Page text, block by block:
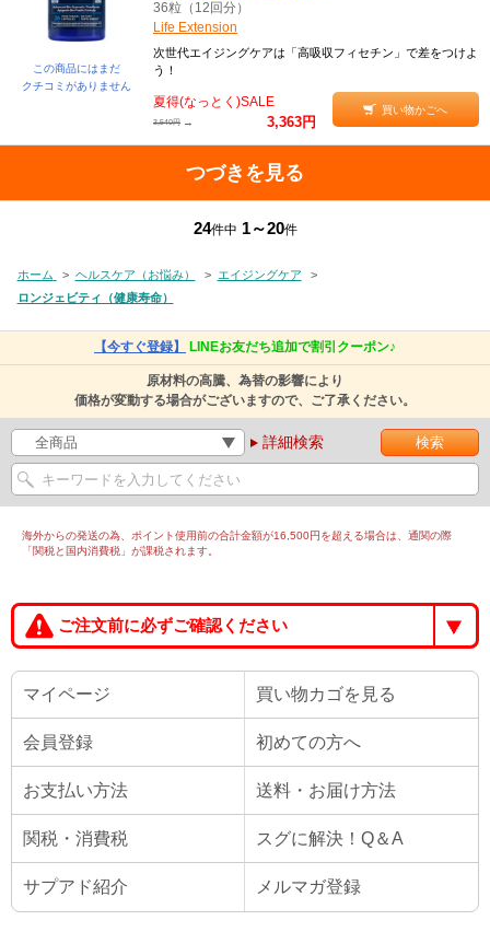
この商品にはまだ
クチコミがありません
36粒（12回分）
Life Extension
次世代エイジングケアは「高吸収フィセチン」で差をつけよ
う！
夏得(なっとく)SALE
3,540円 → 3,363円
買い物かごへ
つづきを見る
24件中 1～20件
ホーム > ヘルスケア（お悩み） > エイジングケア
>
ロンジェビティ（健康寿命）
【今すぐ登録】 LINEお友だち追加で割引クーポン♪
原材料の高騰、為替の影響により
価格が変動する場合がございますので、ご了承ください。
詳細検索
海外からの発送の為、ポイント使用前の合計金額が16,500円を超える場合は、通関の際
「関税と国内消費税」が課税されます。
ご注文前に必ずご確認ください
マイページ 買い物カゴを見る
会員登録 初めての方へ
お支払い方法 送料・お届け方法
関税・消費税 スグに解決！Q＆A
サプアド紹介 メルマガ登録